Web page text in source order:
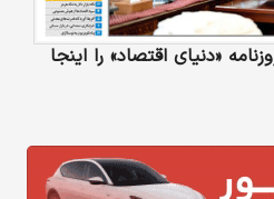
«دنیای‌ اقتصاد» را اینجا